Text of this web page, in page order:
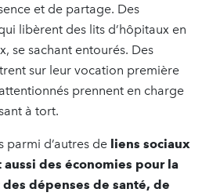
et de partage. Des
libèrent des lits d’hôpitaux en
se sachant entourés. Des
sur leur vocation première
prennent en charge
à tort.
parmi d’autres de liens sociaux
des économies pour la
dépenses de santé, de